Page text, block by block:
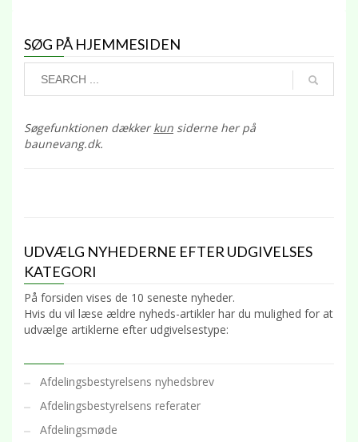
SØG PÅ HJEMMESIDEN
Søgefunktionen dækkerkun siderne her på
baunevang.dk.
UDVÆLG NYHEDERNE EFTER UDGIVELSES
KATEGORI
På forsiden vises de 10 seneste nyheder.
Hvis du vil læse ældre nyheds-artikler har du mulighed for at
udvælge artiklerne efter udgivelsestype:
Afdelingsbestyrelsens nyhedsbrev
Afdelingsbestyrelsens referater
Afdelingsmøde